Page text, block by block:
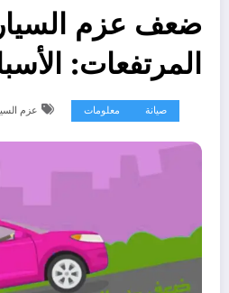
ضعف عزم
المرتفعات:
صيانة معلومات عزم